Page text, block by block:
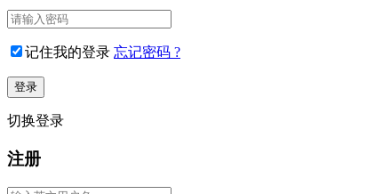
记住我的登录 忘记密码 ?
切换登录
注册